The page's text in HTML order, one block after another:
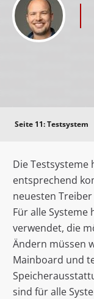
Seite 11:Testsystem
Die Testsysteme
entsprechend
neuesten
Für alle
verwendet, die
Ändern müssen
Mainboard und
sind für alle